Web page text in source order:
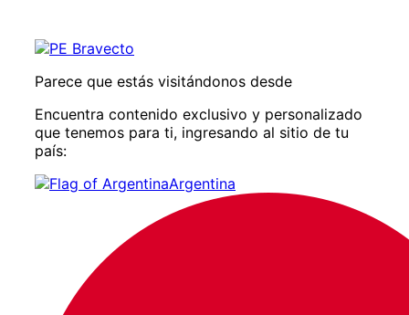
Parece que estás visitándonos desde
Encuentra contenido exclusivo y personalizado
que tenemos para ti, ingresando al sitio de tu
país:
Argentina